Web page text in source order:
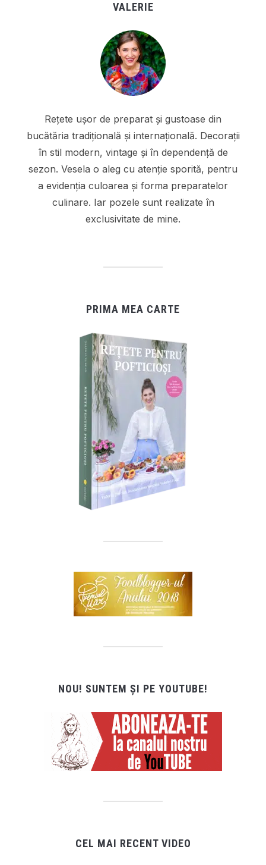
VALERIE
Rețete ușor de preparat și gustoase din
bucătăria tradițională și internațională. Decorații
în stil modern, vintage și în dependență de
sezon. Vesela o aleg cu atenție sporită, pentru
a evidenția culoarea și forma preparatelor
culinare. Iar pozele sunt realizate în
exclusivitate de mine.
PRIMA MEA CARTE
NOU! SUNTEM ȘI PE YOUTUBE!
CEL MAI RECENT VIDEO